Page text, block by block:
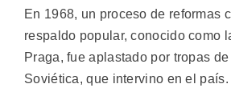
En 1968, un proceso de reformas
respaldo popular, conocido como
Praga, fue aplastado por tropas
Soviética, que intervino en el país.